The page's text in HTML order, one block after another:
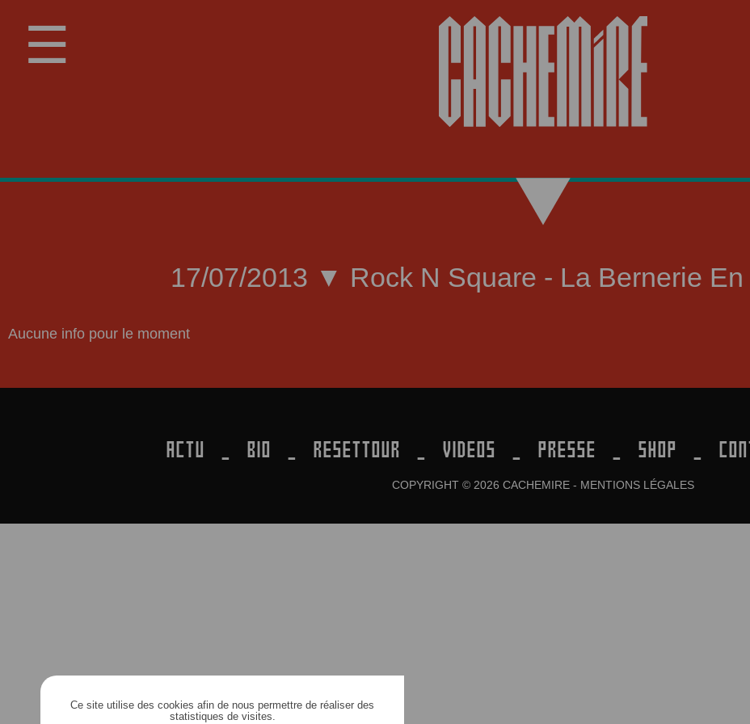
☰
17/07/2013 ▼ Rock N Square - La Bernerie En
Aucune info pour le moment
ACTU BIO RESETTOUR VIDEOS PRESSE SHOP
COPYRIGHT © 2026 CACHEMIRE - MENTIONS LÉGALES
Ce site utilise des cookies afin de nous permettre de réaliser des
statistiques de visites.